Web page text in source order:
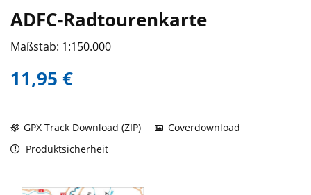
ADFC-Radtourenkarte
Maßstab: 1:150.000
11,95 €
GPX Track Download (ZIP)
Coverdownload
Produktsicherheit